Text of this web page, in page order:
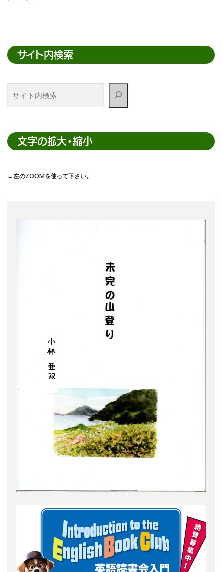
サイト内検索
検
索
文字の拡大・縮小
←左のZOOMを使って下さい。